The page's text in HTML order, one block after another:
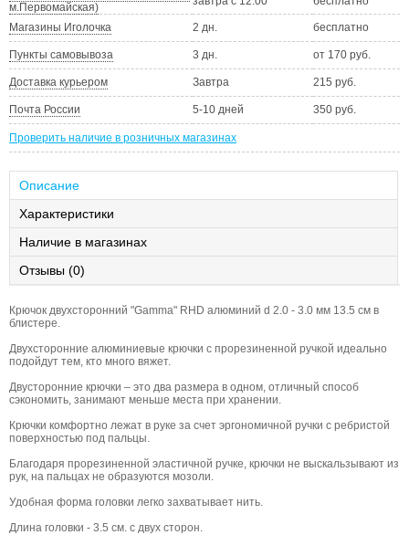
м.Первомайская)
Магазины Иголочка 2 дн. бесплатно
Пункты самовывоза 3 дн. от 170 руб.
Доставка курьером Завтра 215 руб.
Почта России 5-10 дней 350 руб.
Проверить наличие в розничных магазинах
Описание
Характеристики
Наличие в магазинах
Отзывы (0)
Крючок двухсторонний "Gamma" RHD алюминий d 2.0 - 3.0 мм 13.5 см в
блистере.
Двухсторонние алюминиевые крючки с прорезиненной ручкой идеально
подойдут тем, кто много вяжет.
Двусторонние крючки – это два размера в одном, отличный способ
сэкономить, занимают меньше места при хранении.
Крючки комфортно лежат в руке за счет эргономичной ручки с ребристой
поверхностью под пальцы.
Благодаря прорезиненной эластичной ручке, крючки не выскальзывают из
рук, на пальцах не образуются мозоли.
Удобная форма головки легко захватывает нить.
Длина головки - 3.5 см. с двух сторон.